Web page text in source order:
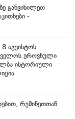
განვიხილეთ
-
აგვისტოს
ეროვნული
ისტორიული
რუმინეთთან